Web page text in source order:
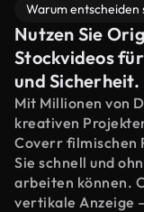
Warum
Nutzen Sie
Stockvideos
und Sicherheit.
Mit Millionen von
kreativen
Coverr filmischen
Sie schnell und
arbeiten können.
vertikale Anzeige